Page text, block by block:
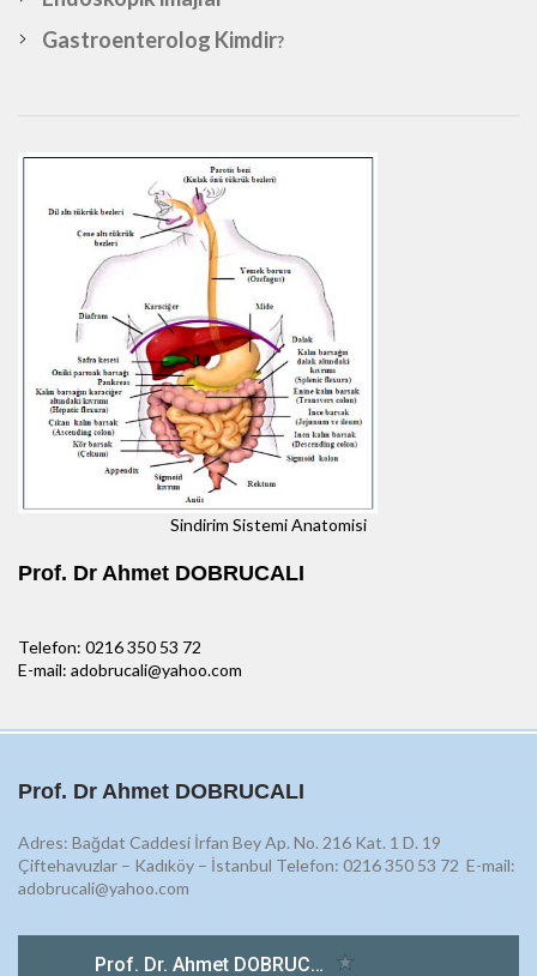
Gastroenterolog Kimdir?
Sindirim Sistemi Anatomisi
Prof. Dr Ahmet DOBRUCALI
Telefon: 0216 350 53 72
E-mail: adobrucali@yahoo.com
Prof. Dr Ahmet DOBRUCALI
Adres: Bağdat Caddesi İrfan Bey Ap. No. 216 Kat. 1 D. 19
Çiftehavuzlar – Kadıköy – İstanbul Telefon: 0216 350 53 72 E-mail:
adobrucali@yahoo.com